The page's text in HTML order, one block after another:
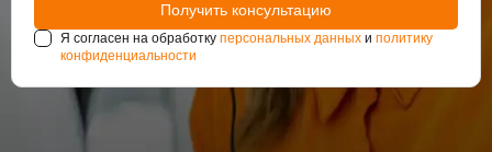
Я согласен на обработку персональных данных и политику
конфиденциальности